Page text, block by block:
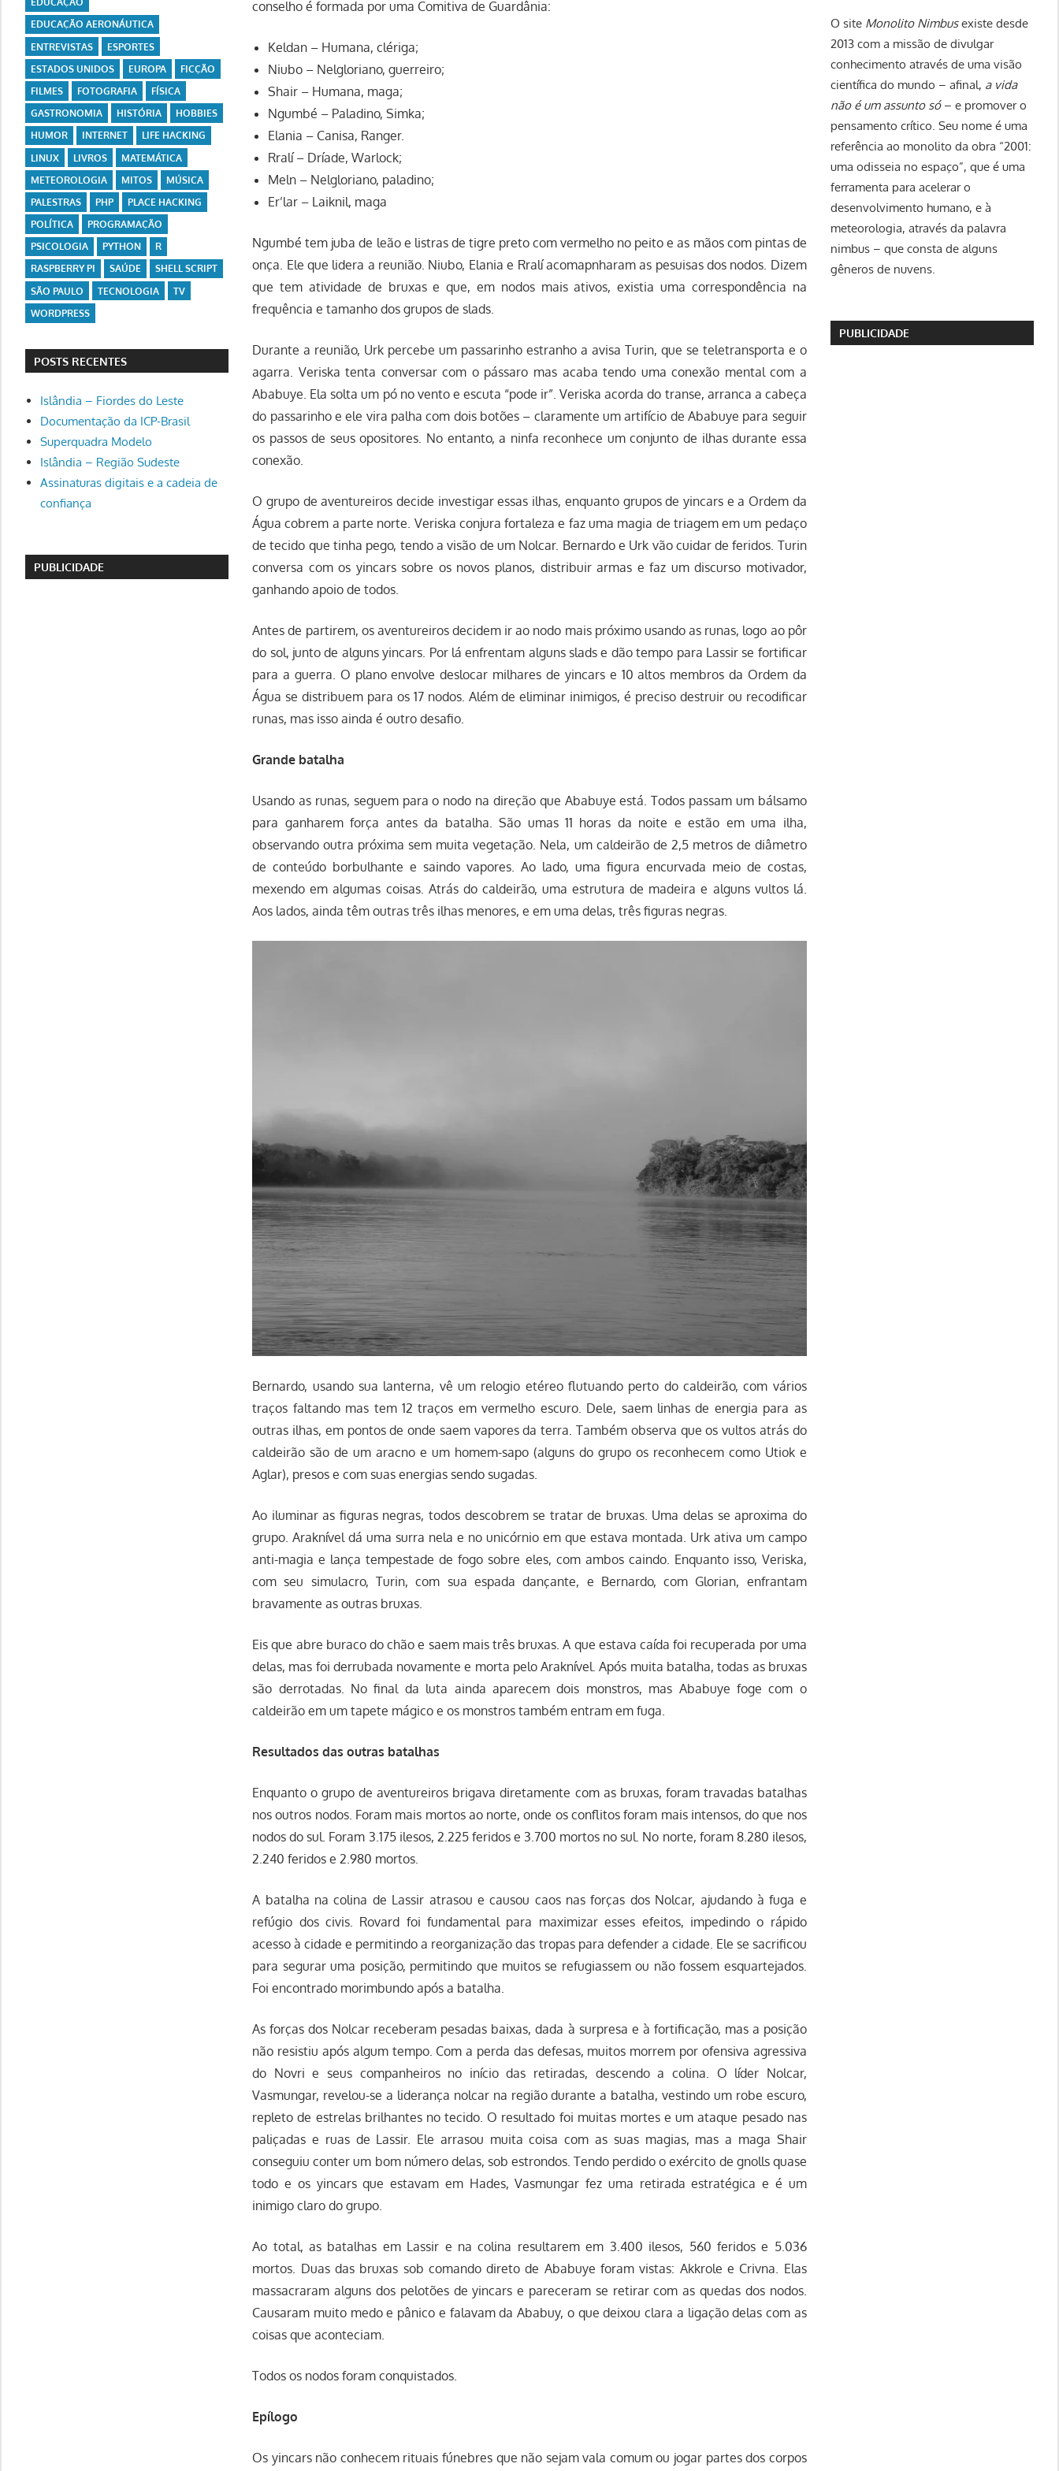
conselho é formada por uma Comitiva de Guardânia:
Keldan – Humana, clériga;
Niubo – Nelgloriano, guerreiro;
Shair – Humana, maga;
Ngumbé – Paladino, Simka;
Elania – Canisa, Ranger.
Rralí – Dríade, Warlock;
Meln – Nelgloriano, paladino;
Er’lar – Laiknil, maga
Ngumbé tem juba de leão e listras de tigre preto com vermelho no peito e as mãos com pintas de
onça. Ele que lidera a reunião. Niubo, Elania e Rralí acomapnharam as pesuisas dos nodos. Dizem
que tem atividade de bruxas e que, em nodos mais ativos, existia uma correspondência na
frequência e tamanho dos grupos de slads.
Durante a reunião, Urk percebe um passarinho estranho a avisa Turin, que se teletransporta e o
agarra. Veriska tenta conversar com o pássaro mas acaba tendo uma conexão mental com a
Ababuye. Ela solta um pó no vento e escuta “pode ir”. Veriska acorda do transe, arranca a cabeça
do passarinho e ele vira palha com dois botões – claramente um artifício de Ababuye para seguir
os passos de seus opositores. No entanto, a ninfa reconhece um conjunto de ilhas durante essa
conexão.
O grupo de aventureiros decide investigar essas ilhas, enquanto grupos de yincars e a Ordem da
Água cobrem a parte norte. Veriska conjura fortaleza e faz uma magia de triagem em um pedaço
de tecido que tinha pego, tendo a visão de um Nolcar. Bernardo e Urk vão cuidar de feridos. Turin
conversa com os yincars sobre os novos planos, distribuir armas e faz um discurso motivador,
ganhando apoio de todos.
Antes de partirem, os aventureiros decidem ir ao nodo mais próximo usando as runas, logo ao pôr
do sol, junto de alguns yincars. Por lá enfrentam alguns slads e dão tempo para Lassir se fortificar
para a guerra. O plano envolve deslocar milhares de yincars e 10 altos membros da Ordem da
Água se distribuem para os 17 nodos. Além de eliminar inimigos, é preciso destruir ou recodificar
runas, mas isso ainda é outro desafio.
Grande batalha
Usando as runas, seguem para o nodo na direção que Ababuye está. Todos passam um bálsamo
para ganharem força antes da batalha. São umas 11 horas da noite e estão em uma ilha,
observando outra próxima sem muita vegetação. Nela, um caldeirão de 2,5 metros de diâmetro
de conteúdo borbulhante e saindo vapores. Ao lado, uma figura encurvada meio de costas,
mexendo em algumas coisas. Atrás do caldeirão, uma estrutura de madeira e alguns vultos lá.
Aos lados, ainda têm outras três ilhas menores, e em uma delas, três figuras negras.
Bernardo, usando sua lanterna, vê um relogio etéreo flutuando perto do caldeirão, com vários
traços faltando mas tem 12 traços em vermelho escuro. Dele, saem linhas de energia para as
outras ilhas, em pontos de onde saem vapores da terra. Também observa que os vultos atrás do
caldeirão são de um aracno e um homem-sapo (alguns do grupo os reconhecem como Utiok e
Aglar), presos e com suas energias sendo sugadas.
Ao iluminar as figuras negras, todos descobrem se tratar de bruxas. Uma delas se aproxima do
grupo. Araknível dá uma surra nela e no unicórnio em que estava montada. Urk ativa um campo
anti-magia e lança tempestade de fogo sobre eles, com ambos caindo. Enquanto isso, Veriska,
com seu simulacro, Turin, com sua espada dançante, e Bernardo, com Glorian, enfrantam
bravamente as outras bruxas.
Eis que abre buraco do chão e saem mais três bruxas. A que estava caída foi recuperada por uma
delas, mas foi derrubada novamente e morta pelo Araknível. Após muita batalha, todas as bruxas
são derrotadas. No final da luta ainda aparecem dois monstros, mas Ababuye foge com o
caldeirão em um tapete mágico e os monstros também entram em fuga.
Resultados das outras batalhas
Enquanto o grupo de aventureiros brigava diretamente com as bruxas, foram travadas batalhas
nos outros nodos. Foram mais mortos ao norte, onde os conflitos foram mais intensos, do que nos
nodos do sul. Foram 3.175 ilesos, 2.225 feridos e 3.700 mortos no sul. No norte, foram 8.280 ilesos,
2.240 feridos e 2.980 mortos.
A batalha na colina de Lassir atrasou e causou caos nas forças dos Nolcar, ajudando à fuga e
refúgio dos civis. Rovard foi fundamental para maximizar esses efeitos, impedindo o rápido
acesso à cidade e permitindo a reorganização das tropas para defender a cidade. Ele se sacrificou
para segurar uma posição, permitindo que muitos se refugiassem ou não fossem esquartejados.
Foi encontrado morimbundo após a batalha.
As forças dos Nolcar receberam pesadas baixas, dada à surpresa e à fortificação, mas a posição
não resistiu após algum tempo. Com a perda das defesas, muitos morrem por ofensiva agressiva
do Novri e seus companheiros no início das retiradas, descendo a colina. O líder Nolcar,
Vasmungar, revelou-se a liderança nolcar na região durante a batalha, vestindo um robe escuro,
repleto de estrelas brilhantes no tecido. O resultado foi muitas mortes e um ataque pesado nas
paliçadas e ruas de Lassir. Ele arrasou muita coisa com as suas magias, mas a maga Shair
conseguiu conter um bom número delas, sob estrondos. Tendo perdido o exército de gnolls quase
todo e os yincars que estavam em Hades, Vasmungar fez uma retirada estratégica e é um
inimigo claro do grupo.
Ao total, as batalhas em Lassir e na colina resultarem em 3.400 ilesos, 560 feridos e 5.036
mortos. Duas das bruxas sob comando direto de Ababuye foram vistas: Akkrole e Crivna. Elas
massacraram alguns dos pelotões de yincars e pareceram se retirar com as quedas dos nodos.
Causaram muito medo e pânico e falavam da Ababuy, o que deixou clara a ligação delas com as
coisas que aconteciam.
Todos os nodos foram conquistados.
Epílogo
Os yincars não conhecem rituais fúnebres que não sejam vala comum ou jogar partes dos corpos
EDUCAÇÃO AERONÁUTICA
ENTREVISTAS
ESPORTES
ESTADOS UNIDOS
EUROPA
FICÇÃO
FILMES
FOTOGRAFIA
FÍSICA
GASTRONOMIA
HISTÓRIA
HOBBIES
HUMOR
INTERNET
LIFE HACKING
LINUX
LIVROS
MATEMÁTICA
METEOROLOGIA
MITOS
MÚSICA
PALESTRAS
PHP
PLACE HACKING
POLÍTICA
PROGRAMAÇÃO
PSICOLOGIA
PYTHON
R
RASPBERRY PI
SAÚDE
SHELL SCRIPT
SÃO PAULO
TECNOLOGIA
TV
WORDPRESS
POSTS RECENTES
Islândia – Fiordes do Leste
Documentação da ICP-Brasil
Superquadra Modelo
Islândia – Região Sudeste
Assinaturas digitais e a cadeia de
confiança
PUBLICIDADE
O site Monolito Nimbusexiste desde
2013 com a missão de divulgar
conhecimento através de uma visão
científica do mundo – afinal, a vida
não é um assunto só– e promover o
pensamento crítico. Seu nome é uma
referência ao monolito da obra “2001:
uma odisseia no espaço”, que é uma
ferramenta para acelerar o
desenvolvimento humano, e à
meteorologia, através da palavra
nimbus – que consta de alguns
gêneros de nuvens.
PUBLICIDADE